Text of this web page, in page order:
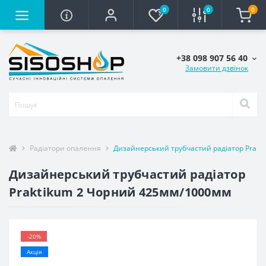
0 0 0
+38 098 907 56 40
Замовити дзвінок
Радіатори опалення Дизайнерський трубчастий радіатор
Дизайнерський трубчастий радіатор
Praktikum 2 Чорний 425мм/1000мм
-20%
Акція